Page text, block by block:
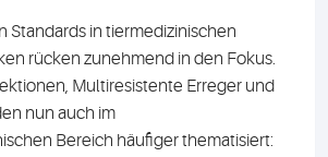
Standards in tiermedizinischen
rücken zunehmend in den Fokus.
Multiresistente Erreger und
nun auch im
Bereich häufiger thematisiert: